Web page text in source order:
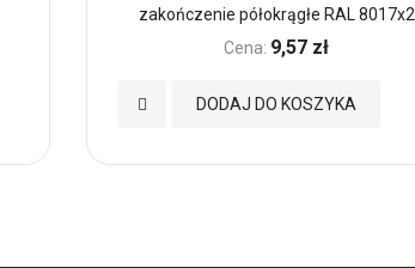
zakończenie półokrągłe RAL 8017x2
Cena: 9,57 zł
DODAJ DO KOSZYKA
Dodaj